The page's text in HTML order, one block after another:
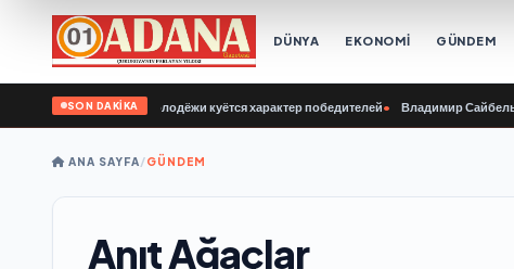
DÜNYA EKONOMİ GÜNDEM
SON DAKİKA
у нашей молодёжи куётся характер победителей• Владимир Сайбель: В
ANA SAYFA/GÜNDEM
Anıt Ağaçlar